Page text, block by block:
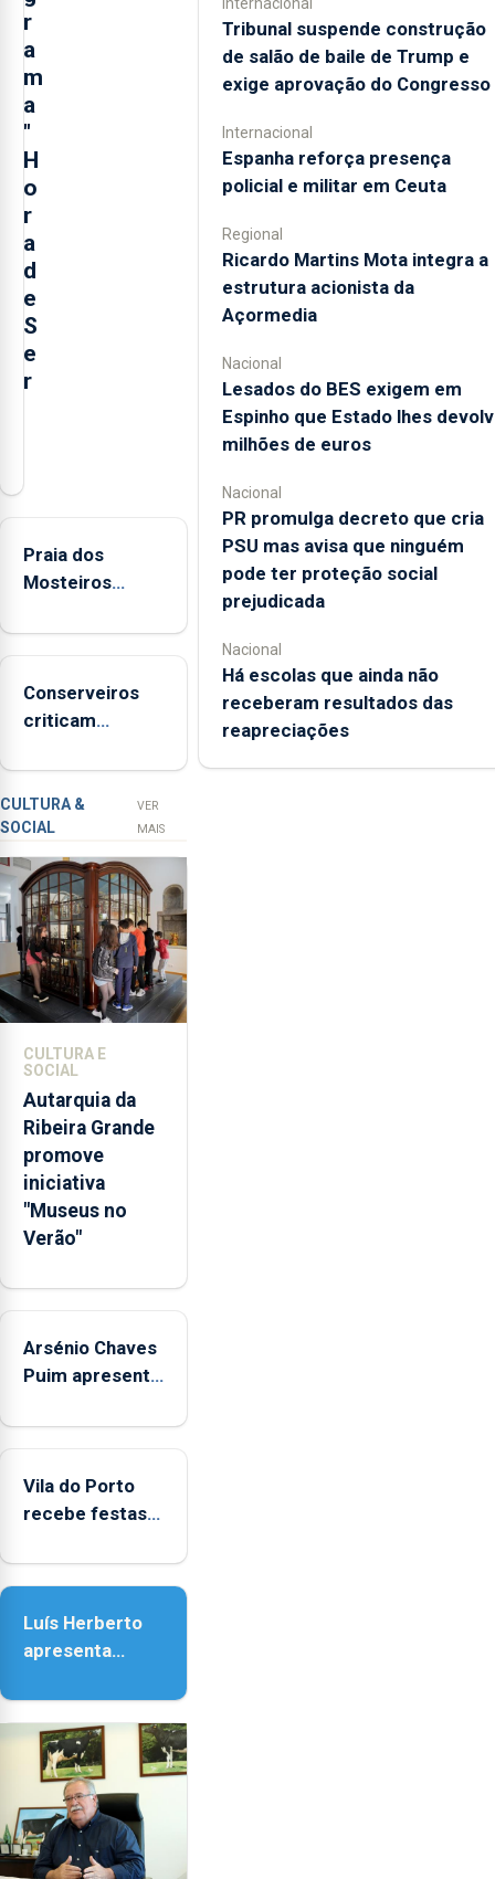
r
a
m
a
"
H
o
r
a
d
e
S
e
r
da
a
implementar
de
Ser”
a
prevenção
primária
da
violência
doméstica,
através
da
promoção
de
pessoais,
emocionais
e
sociais
junto
das
crianças
Praia dos
Mosteiros
após terceira
Conserveiros
criticam
com selo Marca
Açores
CULTURA &
SOCIAL
VER
MAIS
CULTURA E
SOCIAL
Autarquia da
Ribeira Grande
promove
iniciativa
"Museus no
Verão"
Arsénio Chaves
Puim apresenta
Biblioteca de
Vila do Porto
recebe festas
Nossa Senhora
Luís Herberto
apresenta
Paisagem’
Tribunal suspende construção
de salão de baile de Trump e
exige aprovação do Congresso
Internacional
Espanha reforça presença
policial e militar em Ceuta
Regional
Ricardo Martins Mota integra a
estrutura acionista da
Açormedia
Nacional
Lesados do BES exigem em
Espinho que Estado lhes
milhões de euros
Nacional
PR promulga decreto que cria
PSU mas avisa que ninguém
pode ter proteção social
prejudicada
Nacional
Há escolas que ainda não
receberam resultados das
reapreciações